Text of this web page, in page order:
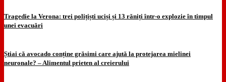
Tragedie la Verona: trei polițiști uciși și 13 răniți într-o explozie în timpul
unei evacuări
Știai că avocado conține grăsimi care ajută la protejarea mielinei
neuronale? – Alimentul prieten al creierului